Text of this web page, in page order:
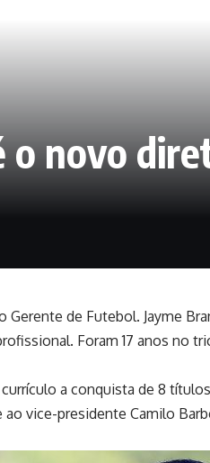
o novo
de Futebol. Jayme
Foram 17 anos
a conquista de 8
vice-presidente Camilo